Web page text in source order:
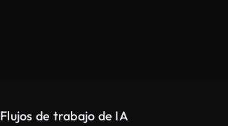
Flujos de trabajo de IA